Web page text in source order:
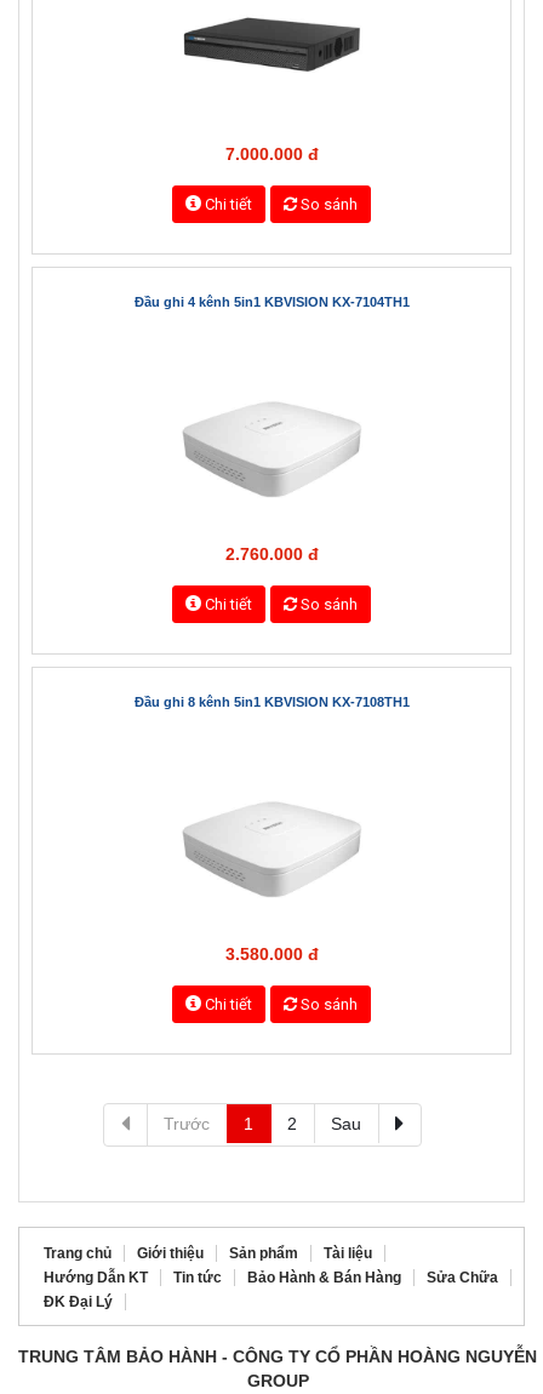
5.000.000 đ
Chi tiết So sánh
Đầu ghi 8 kênh 5in1 4K KBVISION KX-4K8108H1
7.000.000 đ
Chi tiết So sánh
Đầu ghi 4 kênh 5in1 KBVISION KX-7104TH1
2.760.000 đ
Chi tiết So sánh
Đầu ghi 8 kênh 5in1 KBVISION KX-7108TH1
Chi tiết So sánh
1 2